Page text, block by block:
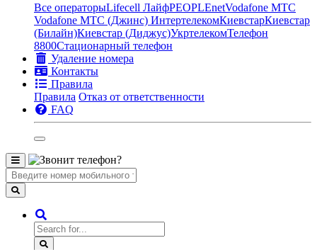
Все операторыLifecell ЛайфPEOPLEnetVodafone MTC
Vodafone МТС (Джинс) ИнтертелекомКиевстарКиевстар
(Билайн)Киевстар (Диджус)УкртелекомТелефон
8800Стационарный телефон
Удаление номера
Контакты
Правила
Правила Отказ от ответственности
FAQ